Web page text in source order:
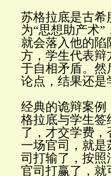
苏格拉底是古希
为“思想助产术”
就会落入他的
方， 学生代表辩
于自相矛盾。然
论点，结果还是
经典的诡辩案例
格拉底与学生签
了，才交学费，
一场官司，就
司打输了，按照
官司打赢了，